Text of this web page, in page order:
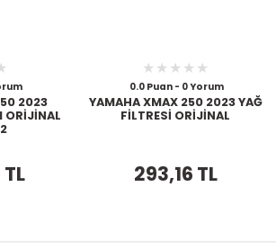
2023
ORİJİNAL
0.0 Puan - 0 Yorum
YAMAHA XMAX 250 2023 YAĞ
FİLTRESİ ORİJİNAL
293,16 TL